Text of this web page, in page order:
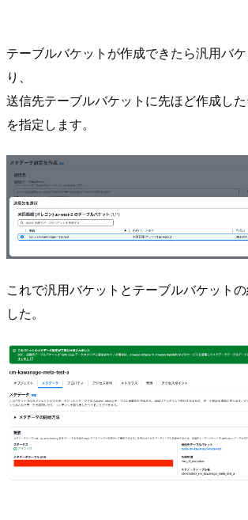
テーブルバケットが作成できたら汎用バ
り、
送信先テーブルバケットに先ほど作成し
を指定します。
これで汎用バケットとテーブルバケット
した。